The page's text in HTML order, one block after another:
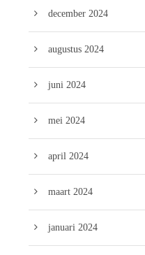
december 2024
augustus 2024
juni 2024
mei 2024
april 2024
maart 2024
januari 2024